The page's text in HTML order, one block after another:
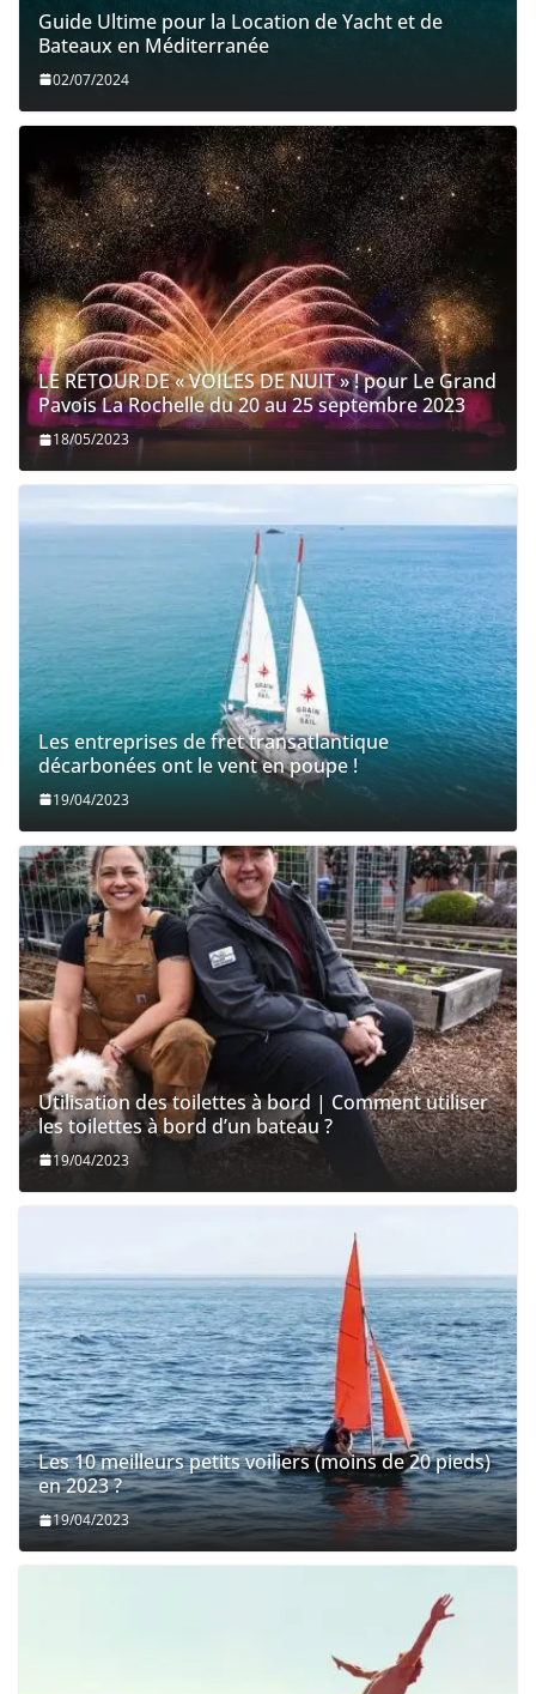
Guide Ultime pour la Location de Yacht et de
Bateaux en Méditerranée
02/07/2024
LE RETOUR DE « VOILES DE NUIT » ! pour Le Grand
Pavois La Rochelle du 20 au 25 septembre 2023
18/05/2023
Les entreprises de fret transatlantique
décarbonées ont le vent en poupe !
19/04/2023
Utilisation des toilettes à bord | Comment utiliser
les toilettes à bord d’un bateau ?
19/04/2023
Les 10 meilleurs petits voiliers (moins de 20 pieds)
en 2023 ?
19/04/2023